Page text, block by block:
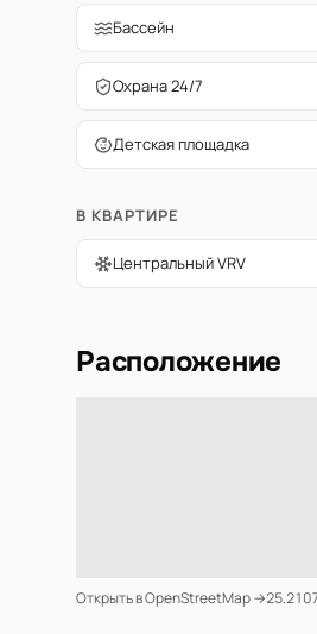
Бассейн
Охрана 24/7
Детская площадка
В КВАРТИРЕ
Центральный VRV
Расположение
Открыть в OpenStreetMap →